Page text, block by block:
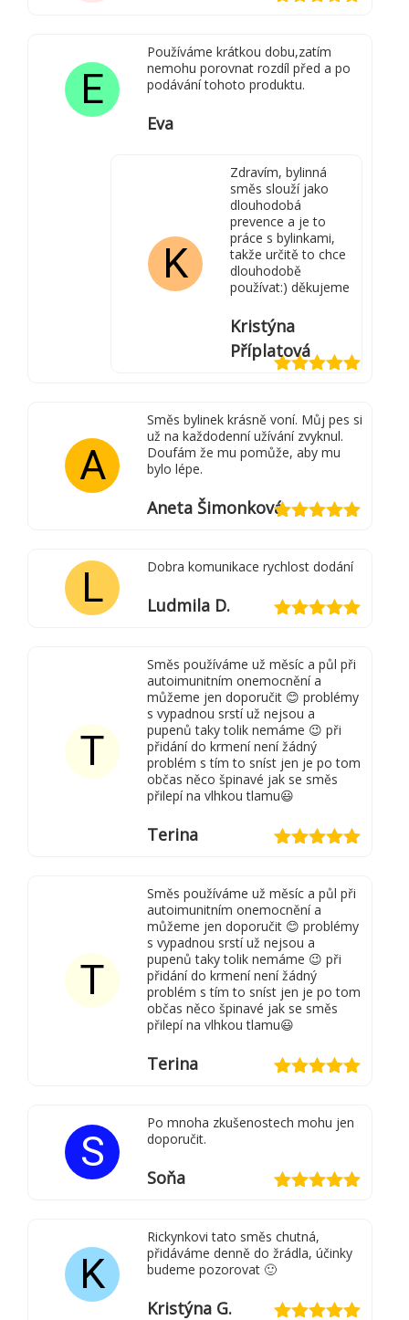
E
Používáme krátkou dobu,zatím
nemohu porovnat rozdíl před a po
podávání tohoto produktu.
Eva
K
Zdravím, bylinná
směs slouží jako
dlouhodobá
prevence a je to
práce s bylinkami,
takže určitě to chce
dlouhodobě
používat:) děkujeme
Kristýna
Příplatová
A
Směs bylinek krásně voní. Můj pes si
už na každodenní užívání zvyknul.
Doufám že mu pomůže, aby mu
bylo lépe.
Aneta Šimonková
L Dobra komunikace rychlost dodání
Ludmila D.
T
Směs používáme už měsíc a půl při
autoimunitním onemocnění a
můžeme jen doporučit 😊 problémy
s vypadnou srstí už nejsou a
pupenů taky tolik nemáme 😉 při
přidání do krmení není žádný
problém s tím to sníst jen je po tom
občas něco špinavé jak se směs
přilepí na vlhkou tlamu😃
Terina
T
Směs používáme už měsíc a půl při
autoimunitním onemocnění a
můžeme jen doporučit 😊 problémy
s vypadnou srstí už nejsou a
pupenů taky tolik nemáme 😉 při
přidání do krmení není žádný
problém s tím to sníst jen je po tom
občas něco špinavé jak se směs
přilepí na vlhkou tlamu😃
Terina
S
Po mnoha zkušenostech mohu jen
doporučit.
Soňa
K
Rickynkovi tato směs chutná,
přidáváme denně do žrádla, účinky
budeme pozorovat 🙂
Kristýna G.